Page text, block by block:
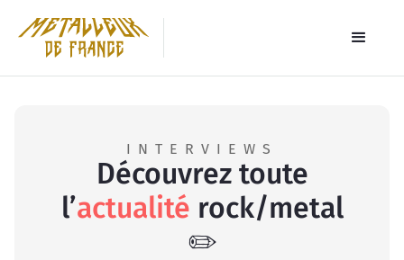
INTERVIEWS
Découvrez toute
l’actualité rock/metal
✏️